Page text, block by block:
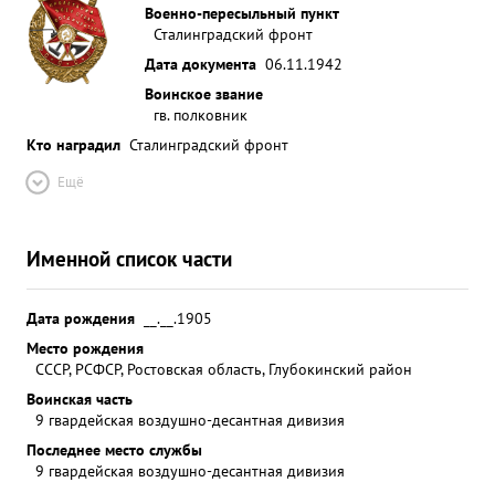
Военно-пересыльный пункт
Сталинградский фронт
Дата документа 06.11.1942
Воинское звание
гв. полковник
Кто наградил Сталинградский фронт
Ещё
Именной список части
Дата рождения
__.__.1905
Место рождения
СССР, РСФСР, Ростовская область, Глубокинский район
Воинская часть
9 гвардейская воздушно-десантная дивизия
Последнее место службы
9 гвардейская воздушно-десантная дивизия